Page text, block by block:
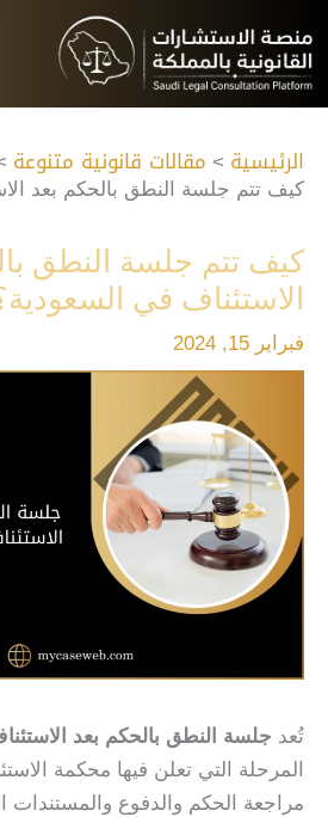
إلى
المحتوى
الرئيسية مقالات قانونية متنوعة
كيف تتم جلسة النطق بالحكم بعد
كيف تتم جلسة النطق
الاستئناف في
فبراير 15, 2024
تُعد جلسة النطق بالحكم بعد
المرحلة التي تعلن فيها محكمة
مراجعة الحكم والدفوع